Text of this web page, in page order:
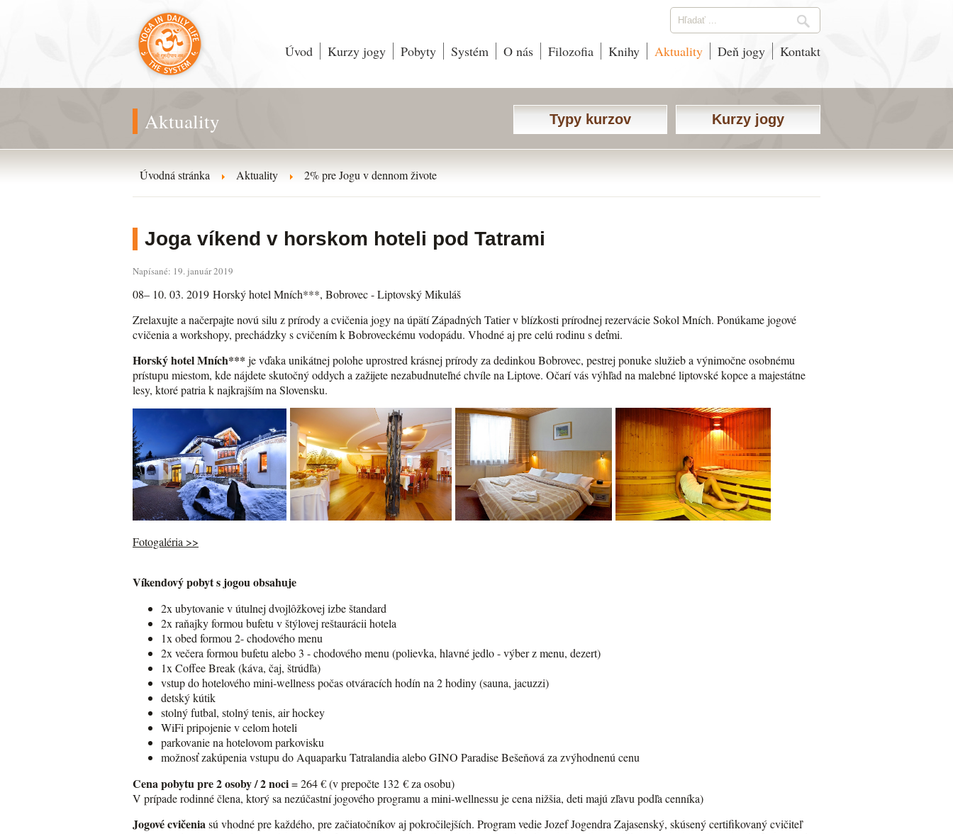
Úvod Kurzy jogy Pobyty Systém O nás Filozofia Knihy Aktuality Deň jogy Kontakt
Aktuality Typy kurzov Kurzy jogy
Úvodná stránka Aktuality 2% pre Jogu v dennom živote
Joga víkend v horskom hoteli pod Tatrami
Napísané: 19. január 2019
08– 10. 03. 2019 Horský hotel Mních***, Bobrovec - Liptovský Mikuláš
Zrelaxujte a načerpajte novú silu z prírody a cvičenia jogy na úpätí Západných Tatier v blízkosti prírodnej rezervácie Sokol Mních. Ponúkame jogové
cvičenia a workshopy, prechádzky s cvičením k Bobroveckému vodopádu. Vhodné aj pre celú rodinu s deťmi.
Horský hotel Mních*** je vďaka unikátnej polohe uprostred krásnej prírody za dedinkou Bobrovec, pestrej ponuke služieb a výnimočne osobnému
prístupu miestom, kde nájdete skutočný oddych a zažijete nezabudnuteľné chvíle na Liptove. Očarí vás výhľad na malebné liptovské kopce a majestátne
lesy, ktoré patria k najkrajším na Slovensku.
Fotogaléria >>
Víkendový pobyt s jogou obsahuje
2x ubytovanie v útulnej dvojlôžkovej izbe štandard
2x raňajky formou bufetu v štýlovej reštaurácii hotela
1x obed formou 2- chodového menu
2x večera formou bufetu alebo 3 - chodového menu (polievka, hlavné jedlo - výber z menu, dezert)
1x Coffee Break (káva, čaj, štrúdľa)
vstup do hotelového mini-wellness počas otváracích hodín na 2 hodiny (sauna, jacuzzi)
detský kútik
stolný futbal, stolný tenis, air hockey
WiFi pripojenie v celom hoteli
parkovanie na hotelovom parkovisku
možnosť zakúpenia vstupu do Aquaparku Tatralandia alebo GINO Paradise Bešeňová za zvýhodnenú cenu
Cena pobytu pre 2 osoby / 2 noci= 264 € (v prepočte 132 € za osobu)
V prípade rodinné člena, ktorý sa nezúčastní jogového programu a mini-wellnessu je cena nižšia, deti majú zľavu podľa cenníka)
Jogové cvičeniasú vhodné pre každého, pre začiatočníkov aj pokročilejších. Program vedie Jozef Jogendra Zajasenský, skúsený certifikovaný cvičiteľ